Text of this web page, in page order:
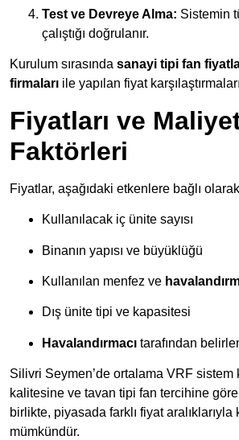
Test ve Devreye Alma: Sistemin
çalıştığı doğrulanır.
Kurulum sırasında sanayi tipi fan
firmaları ile yapılan fiyat
Fiyatları ve
Faktörleri
Fiyatlar, aşağıdaki etkenlere bağlı
Kullanılacak iç ünite sayısı
Binanın yapısı ve büyüklüğü
Kullanılan menfez ve
Dış ünite tipi ve kapasitesi
Havalandırmacı tarafından
Silivri Seymen’de ortalama VRF sistem
kalitesine ve tavan tipi fan tercihine
birlikte, piyasada farklı fiyat aralıklarıyla
mümkündür.